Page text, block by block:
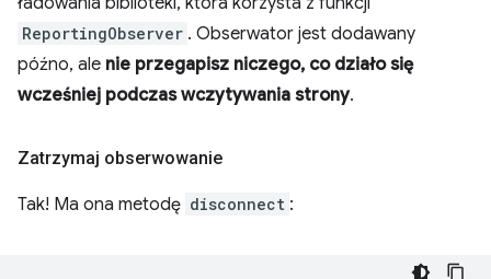
ReportingObserver . Obserwator jest dodawany
późno, ale nie przegapisz niczego, co działo się
wcześniej podczas wczytywania strony.
Zatrzymaj obserwowanie
Tak! Ma ona metodę disconnect :